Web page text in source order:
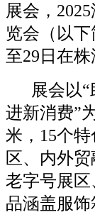
展会，
览会（以下
至29日在株
展会以“
进新消费”
米，15个
区、内外贸
老字号展
品涵盖服饰